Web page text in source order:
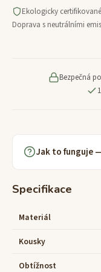
Ekologicky
Doprava s neutrálními
Bezpečná
Jak to funguje
Specifikace
Materiál
Kousky
Obtížnost